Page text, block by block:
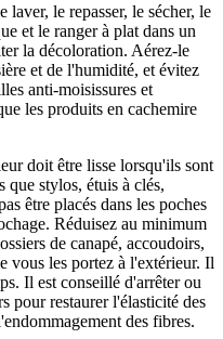
le repasser, le sécher, le
et le ranger à plat dans un
la décoloration. Aérez-le
et de l'humidité, et évitez
anti-moisissures et
les produits en cachemire
doit être lisse lorsqu'ils sont
que stylos, étuis à clés,
être placés dans les poches
Réduisez au minimum
de canapé, accoudoirs,
vous les portez à l'extérieur. Il
Il est conseillé d'arrêter ou
pour restaurer l'élasticité des
des fibres.